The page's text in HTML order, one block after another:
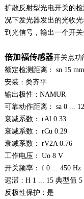
扩散反射型光电开关的
况下发光器发出的光收
到光信号，输出一个开
倍加福传感器开关点功
额定检测距离 ： sn 15 mm
安装 ： 类齐平
输出极性 ： NAMUR
可靠动作距离 ： sa 0 ...
衰减系数 ： rAl 0.33
衰减系数 ： rCu 0.29
衰减系数 ： rV2A 0.76
工作电压 ： Uo 8 V
开关频率 ： f 0 ... 450 Hz
迟滞 ： H 1 ... 15 典型值 5
反极性保护 ： 是